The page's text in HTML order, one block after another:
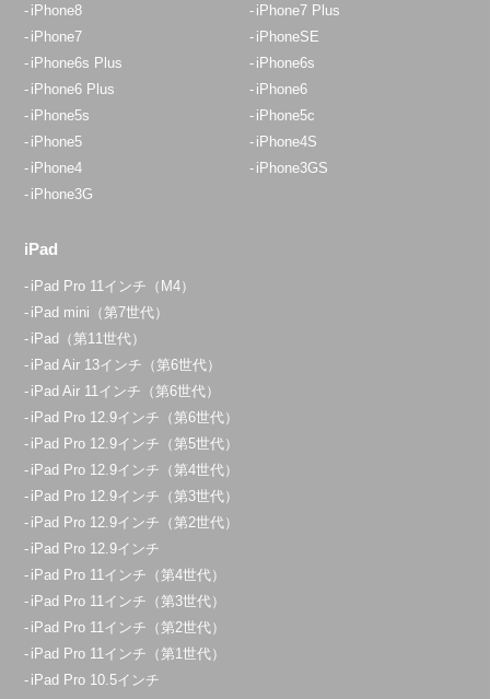
iPhone8
iPhone7 Plus
iPhone7
iPhoneSE
iPhone6s Plus
iPhone6s
iPhone6 Plus
iPhone6
iPhone5s
iPhone5c
iPhone5
iPhone4S
iPhone4
iPhone3GS
iPhone3G
iPad
iPad Pro 11インチ（M4）
iPad mini（第7世代）
iPad（第11世代）
iPad Air 13インチ（第6世代）
iPad Air 11インチ（第6世代）
iPad Pro 12.9インチ（第6世代）
iPad Pro 12.9インチ（第5世代）
iPad Pro 12.9インチ（第4世代）
iPad Pro 12.9インチ（第3世代）
iPad Pro 12.9インチ（第2世代）
iPad Pro 12.9インチ
iPad Pro 11インチ（第4世代）
iPad Pro 11インチ（第3世代）
iPad Pro 11インチ（第2世代）
iPad Pro 11インチ（第1世代）
iPad Pro 10.5インチ